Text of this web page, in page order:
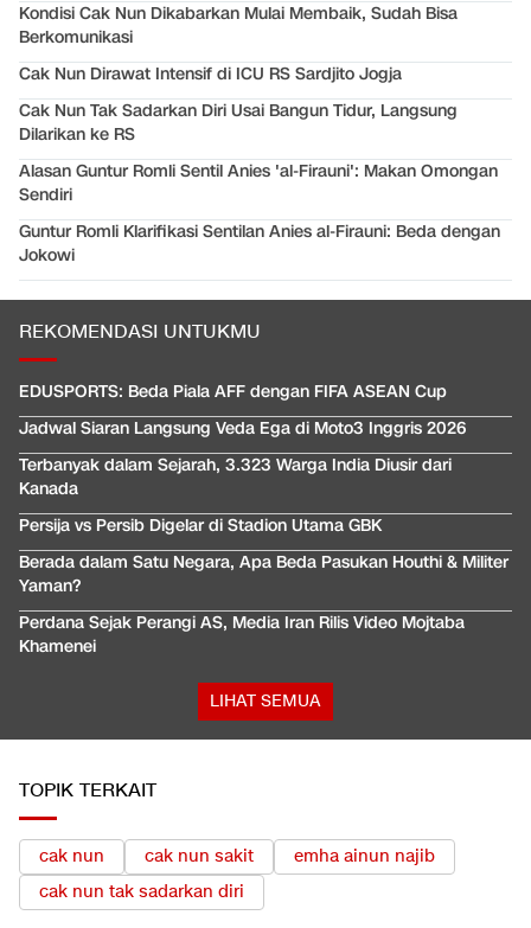
Kondisi Cak Nun Dikabarkan Mulai Membaik, Sudah Bisa
Berkomunikasi
Cak Nun Dirawat Intensif di ICU RS Sardjito Jogja
Cak Nun Tak Sadarkan Diri Usai Bangun Tidur, Langsung
Dilarikan ke RS
Alasan Guntur Romli Sentil Anies 'al-Firauni': Makan Omongan
Sendiri
Guntur Romli Klarifikasi Sentilan Anies al-Firauni: Beda dengan
Jokowi
REKOMENDASI UNTUKMU
EDUSPORTS: Beda Piala AFF dengan FIFA ASEAN Cup
Jadwal Siaran Langsung Veda Ega di Moto3 Inggris 2026
Terbanyak dalam Sejarah, 3.323 Warga India Diusir dari
Kanada
Persija vs Persib Digelar di Stadion Utama GBK
Berada dalam Satu Negara, Apa Beda Pasukan Houthi & Militer
Yaman?
Perdana Sejak Perangi AS, Media Iran Rilis Video Mojtaba
Khamenei
LIHAT SEMUA
TOPIK TERKAIT
cak nun cak nun sakit
emha ainun najib
cak nun tak sadarkan diri